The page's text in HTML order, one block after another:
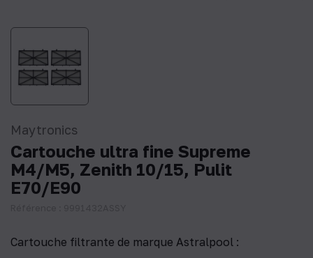
Maytronics
Cartouche ultra fine Supreme
M4/M5, Zenith 10/15, Pulit
E70/E90
Cartouche filtrante de marque Astralpool :